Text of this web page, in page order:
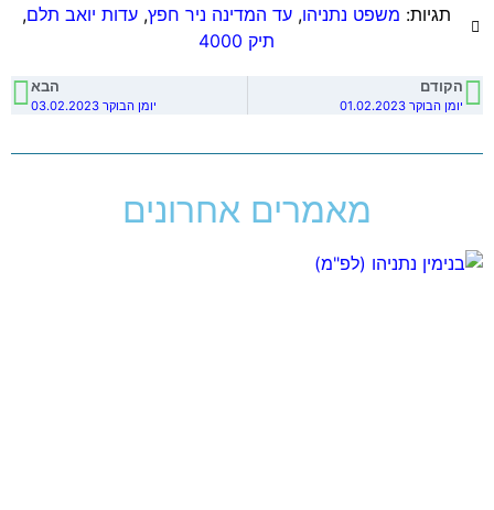
תגיות: משפט נתניהו, עד המדינה ניר חפץ, עדות יואב תלם,
תיק 4000
הקודם
יומן הבוקר 01.02.2023
הבא
יומן הבוקר 03.02.2023
מאמרים אחרונים